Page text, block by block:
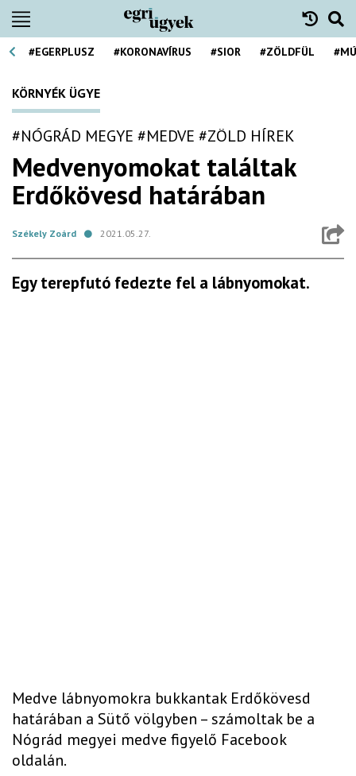
#EGERPLUSZ #KORONAVÍRUS #SIOR #ZÖLDFÜL
KÖRNYÉK ÜGYE
#NÓGRÁD MEGYE #MEDVE #ZÖLD HÍREK
Medvenyomokat találtak
Erdőkövesd határában
Székely Zoárd 2021.05.27.
Egy terepfutó fedezte fel a lábnyomokat.
Medve lábnyomokra bukkantak Erdőkövesd
határában a Sütő völgyben – számoltak be a
Nógrád megyei medve figyelő Facebook
oldalán.